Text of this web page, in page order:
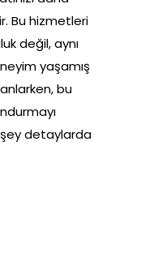
Bu hizmetleri
değil, aynı
yaşamış
bu
şey detaylarda